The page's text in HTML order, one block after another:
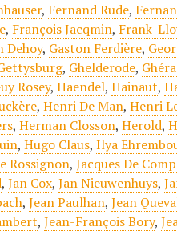
, Fernand Rude,
, François Jacqmin, Frank-
Dehoy, Gaston Ferdière,
, Ghelderode,
Rosey,Haendel,Hainaut,
,Henri De Man,Henri
,Herman Closson,Herold,
,Hugo Claus,Ilya
Rossignon,Jacques De
,Jan Cox,Jan Nieuwenhuys,
,Jean Paulhan,Jean
,Jean-François Bory,